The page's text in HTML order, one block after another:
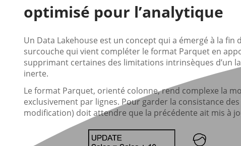
optimisé pour l’analytique
Un Data Lakehouse est un concept qui a émergé à la fin
surcouche qui vient compléter le format Parquet en
supprimant certaines des limitations intrinsèques d’un
inerte.
Le format Parquet, orienté colonne, rend complexe la
exclusivement par lignes. Pour garder la consistance
modification) doit attendre que la précédente ait mis à